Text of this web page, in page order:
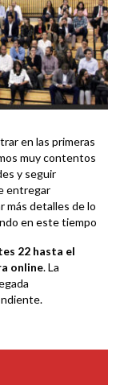
en las primeras
muy contentos
y seguir
entregar
más detalles de lo
en este tiempo
22 hasta el
online. La